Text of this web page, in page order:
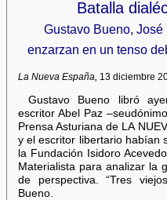
Batalla
Gustavo Bueno,
enzarzan en un tenso
La Nueva España, 13 diciembre
Gustavo Bueno libró
escritor Abel Paz
Prensa Asturiana de LA
y el escritor libertario habían
la Fundación Isidoro
Materialista para analizar la
de perspectiva. “Tres
Bueno.